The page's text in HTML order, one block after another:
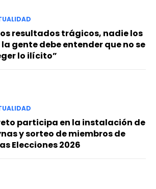
resultados trágicos, nadie los
gente debe entender que no se
lo ilícito”
participa en la instalación de
y sorteo de miembros de
Elecciones 2026